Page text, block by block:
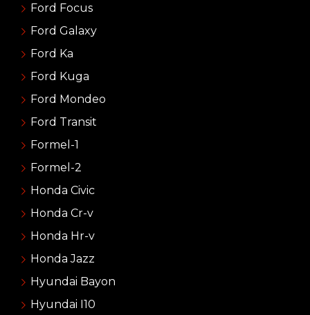
Ford Focus
Ford Galaxy
Ford Ka
Ford Kuga
Ford Mondeo
Ford Transit
Formel-1
Formel-2
Honda Civic
Honda Cr-v
Honda Hr-v
Honda Jazz
Hyundai Bayon
Hyundai I10